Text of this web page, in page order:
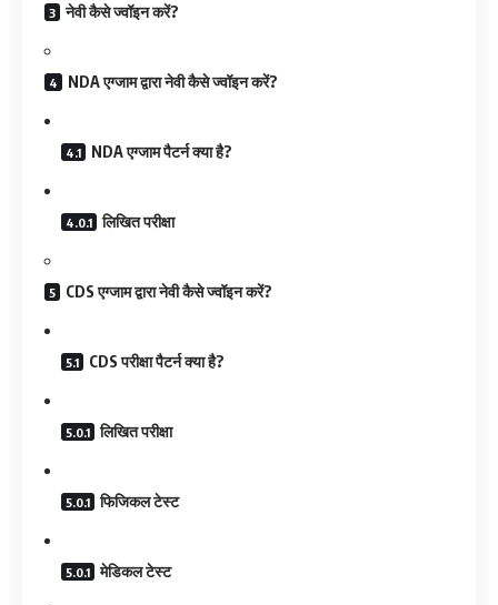
नेवी कैसे ज्वॉइन करें?
NDA एग्जाम द्वारा नेवी कैसे ज्वॉइन करें?
NDA एग्जाम पैटर्न क्या है?
लिखित परीक्षा
CDS एग्जाम द्वारा नेवी कैसे ज्वॉइन करें?
CDS परीक्षा पैटर्न क्या है?
लिखित परीक्षा
फिजिकल टेस्ट
मेडिकल टेस्ट